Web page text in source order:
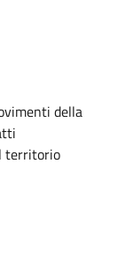
della
territorio